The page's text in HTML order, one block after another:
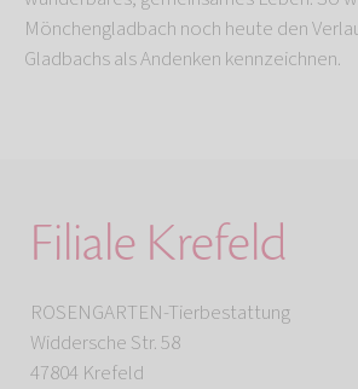
Mönchengladbach noch heute den
Gladbachs als Andenken kennzeichnen.
Filiale Krefeld
ROSENGARTEN-Tierbestattung
Widdersche Str. 58
47804 Krefeld